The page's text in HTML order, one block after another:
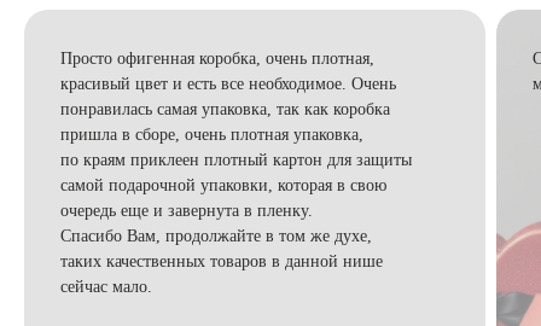
Просто офигенная коробка, очень плотная,
красивый цвет и есть все необходимое. Очень
понравилась самая упаковка, так как коробка
пришла в сборе, очень плотная упаковка,
по краям приклеен плотный картон для защиты
самой подарочной упаковки, которая в свою
очередь еще и завернута в пленку.
Спасибо Вам, продолжайте в том же духе,
таких качественных товаров в данной нише
сейчас мало.